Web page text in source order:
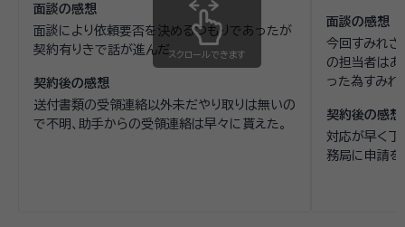
面談の感想
面談により依頼要否を決めるつもりであったが
契約有りきで話が進んだ
契約後の感想
送付書類の受領連絡以外未だやり取りは無いの
で不明、助手からの受領連絡は早々に貰えた。
面談の感想
今回すみれ
の担当者はあ
った為すみれ
契約後の感想
対応が早く丁
務局に申請を
スクロールできます